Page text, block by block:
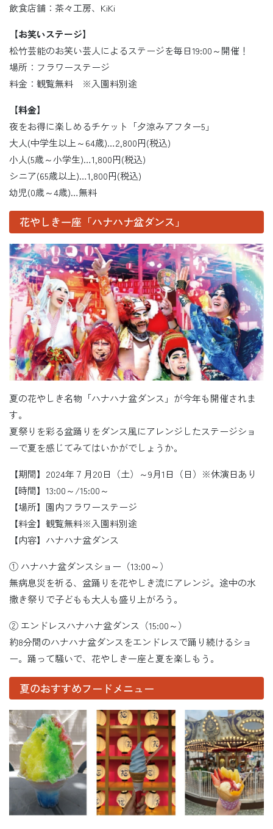
飲食店舗：茶々工房、KiKi
【お笑いステージ】
松竹芸能のお笑い芸人によるステージを毎日19:00～開催！
場所：フラワーステージ
料金：観覧無料 ※入園料別途
【料金】
夜をお得に楽しめるチケット「夕涼みアフター5」
大人(中学生以上～64歳)…2,800円(税込)
小人(5歳～小学生)…1,800円(税込)
シニア(65歳以上)…1,800円(税込)
幼児(0歳～4歳)…無料
花やしき一座「ハナハナ盆ダンス」
夏の花やしき名物「ハナハナ盆ダンス」が今年も開催されま
す。
夏祭りを彩る盆踊りをダンス風にアレンジしたステージショ
ーで夏を感じてみてはいかがでしょうか。
【期間】2024年７月20日（土）～9月1日（日）※休演日あり
【時間】13:00～/15:00～
【場所】園内フラワーステージ
【料金】観覧無料※入園料別途
【内容】ハナハナ盆ダンス
① ハナハナ盆ダンスショー（13:00～）
無病息災を祈る、盆踊りを花やしき流にアレンジ。途中の水
撒き祭りで子どもも大人も盛り上がろう。
② エンドレスハナハナ盆ダンス（15:00～）
約8分間のハナハナ盆ダンスをエンドレスで踊り続けるショ
ー。踊って騒いで、花やしき一座と夏を楽しもう。
夏のおすすめフードメニュー